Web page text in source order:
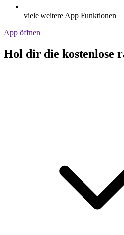
viele weitere App Funktionen
App öffnen
Hol dir die kostenlose